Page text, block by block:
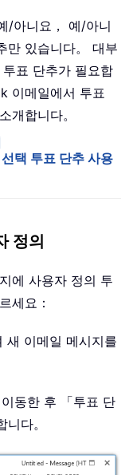
/아니요， 예/아니
만 있습니다。 대부
표 단추가 필요합
이메일에서 투표
개합니다。
택 투표 단추 사용
정의
에 사용자 정의 투
세요：
새 이메일 메시지를
동한 후 「투표 단
다。